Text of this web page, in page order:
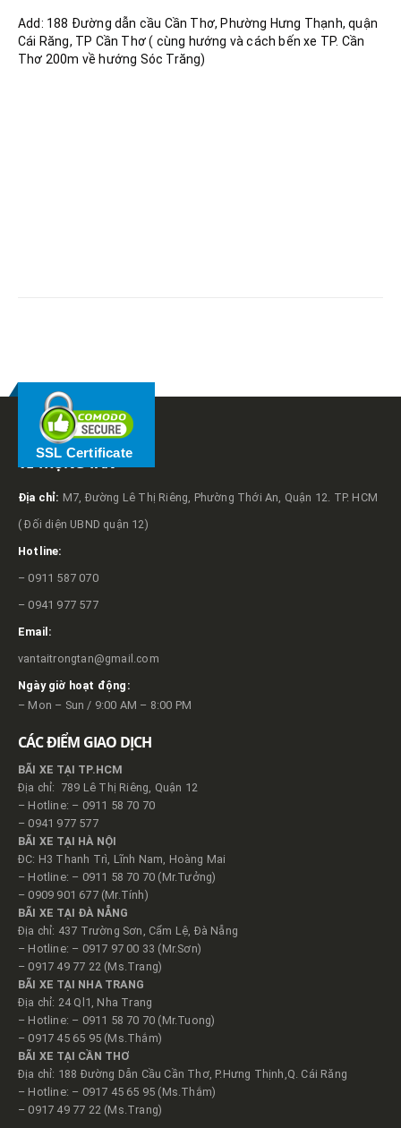
Add: 188 Đường dẫn cầu Cần Thơ, Phường Hưng Thạnh, quận
Cái Răng, TP Cần Thơ ( cùng hướng và cách bến xe TP. Cần
Thơ 200m về hướng Sóc Trăng)
SSL Certificate
VỀ TRỌNG TẤN
Địa chỉ: M7, Đường Lê Thị Riêng, Phường Thới An, Quận 12. TP. HCM
( Đối diện UBND quận 12)
Hotline:
– 0911 587 070
– 0941 977 577
Email:
vantaitrongtan@gmail.com
Ngày giờ hoạt động:
– Mon – Sun / 9:00 AM – 8:00 PM
CÁC ĐIỂM GIAO DỊCH
BÃI XE TẠI TP.HCM
Địa chỉ: 789 Lê Thị Riêng, Quận 12
– Hotline: – 0911 58 70 70
– 0941 977 577
BÃI XE TẠI HÀ NỘI
ĐC: H3 Thanh Trì, Lĩnh Nam, Hoàng Mai
– Hotline: – 0911 58 70 70 (Mr.Tưởng)
– 0909 901 677 (Mr.Tính)
BÃI XE TẠI ĐÀ NẴNG
Địa chỉ: 437 Trường Sơn, Cẩm Lệ, Đà Nẵng
– Hotline: – 0917 97 00 33 (Mr.Sơn)
– 0917 49 77 22 (Ms.Trang)
BÃI XE TẠI NHA TRANG
Địa chỉ: 24 Ql1, Nha Trang
– Hotline: – 0911 58 70 70 (Mr.Tuong)
– 0917 45 65 95 (Ms.Thắm)
BÃI XE TẠI CẦN THƠ
Địa chỉ: 188 Đường Dẫn Cầu Cần Thơ, P.Hưng Thịnh,Q. Cái Răng
– Hotline: – 0917 45 65 95 (Ms.Thắm)
– 0917 49 77 22 (Ms.Trang)